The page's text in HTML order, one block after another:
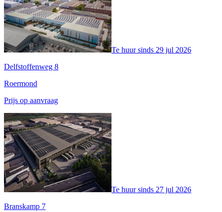
Te huur sinds 29 jul 2026
Delfstoffenweg 8
Roermond
Prijs op aanvraag
Te huur sinds 27 jul 2026
Branskamp 7